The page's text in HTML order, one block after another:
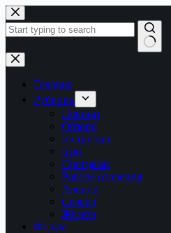
Перейти
до
вмісту
Немає
результатів
Головна
Рубрики
Новини
Обзори
Інструкції
Ігри
Програми
Робоче оточення
Android
Сервер
Железо
Форум